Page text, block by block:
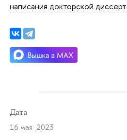
написания докторской
Дата
16 мая 2023